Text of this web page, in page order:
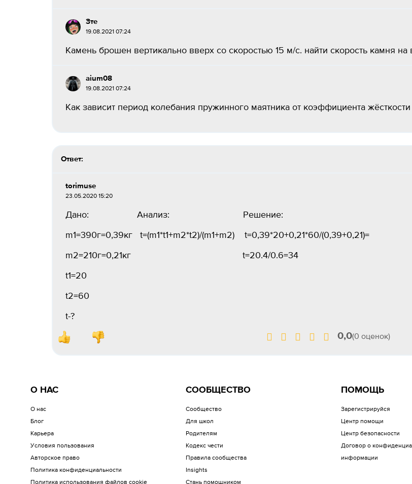
Зте
19.08.2021 07:24
Камень брошен вертикально вверх со скоростью 15 м/с. найти скорость камня на
aium08
19.08.2021 07:24
Как зависит период колебания пружинного маятника от коэффициента
Ответ:
torimuse
23.05.2020 15:20
Дано: Анализ: Решение:
m1=390г=0,39кг t=(m1*t1+m2*t2)/(m1+m2) t=0,39*20+0,21*60/(0,39+0,21)=
m2=210г=0,21кг t=20.4/0.6=34
t1=20
t2=60
t-?
0,0(0 оценок)
О НАС
О нас
Блог
Карьера
Условия пользования
Авторское право
Политика конфиденциальности
Политика использования файлов cookie
СООБЩЕСТВО
Сообщество
Для школ
Родителям
Кодекс чести
Правила сообщества
Insights
Стань помощником
ПОМОЩЬ
Зарегистрируйся
Центр помощи
Центр безопасности
Договор о
информации